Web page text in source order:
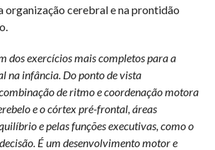
organização cerebral e na prontidão
dos exercícios mais completos para a
na infância. Do ponto de vista
de ritmo e coordenação motora
e o córtex pré-frontal, áreas
e pelas funções executivas, como o
É um desenvolvimento motor e